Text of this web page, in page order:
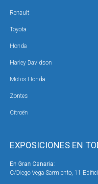
EXPOSICIONES EN
En Gran Canaria:
C/Diego Vega Sarmiento, 11
Renault
Toyota
Honda
Harley Davidson
Motos Honda
Zontes
Citroën